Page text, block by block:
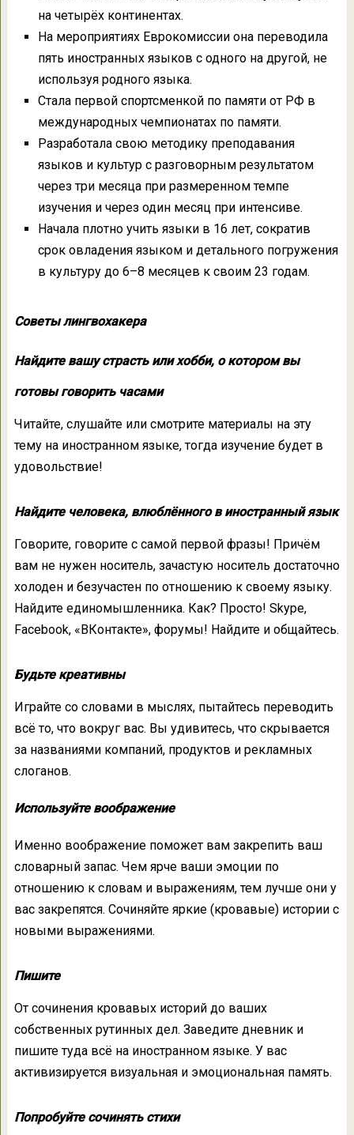
на четырёх континентах.
На мероприятиях Еврокомиссии она переводила
пять иностранных языков с одного на другой, не
используя родного языка.
Стала первой спортсменкой по памяти от РФ в
международных чемпионатах по памяти.
Разработала свою методику преподавания
языков и культур с разговорным результатом
через три месяца при размеренном темпе
изучения и через один месяц при интенсиве.
Начала плотно учить языки в 16 лет, сократив
срок овладения языком и детального погружения
в культуру до 6–8 месяцев к своим 23 годам.
Советы лингвохакера
Найдите вашу страсть или хобби, о котором вы
готовы говорить часами
Читайте, слушайте или смотрите материалы на эту
тему на иностранном языке, тогда изучение будет в
удовольствие!
Найдите человека, влюблённого в иностранный язык
Говорите, говорите с самой первой фразы! Причём
вам не нужен носитель, зачастую носитель достаточно
холоден и безучастен по отношению к своему языку.
Найдите единомышленника. Как? Просто! Skype,
Facebook, «ВКонтакте», форумы! Найдите и общайтесь.
Будьте креативны
Играйте со словами в мыслях, пытайтесь переводить
всё то, что вокруг вас. Вы удивитесь, что скрывается
за названиями компаний, продуктов и рекламных
слоганов.
Используйте воображение
Именно воображение поможет вам закрепить ваш
словарный запас. Чем ярче ваши эмоции по
отношению к словам и выражениям, тем лучше они у
вас закрепятся. Сочиняйте яркие (кровавые) истории с
новыми выражениями.
Пишите
От сочинения кровавых историй до ваших
собственных рутинных дел. Заведите дневник и
пишите туда всё на иностранном языке. У вас
активизируется визуальная и эмоциональная память.
Попробуйте сочинять стихи